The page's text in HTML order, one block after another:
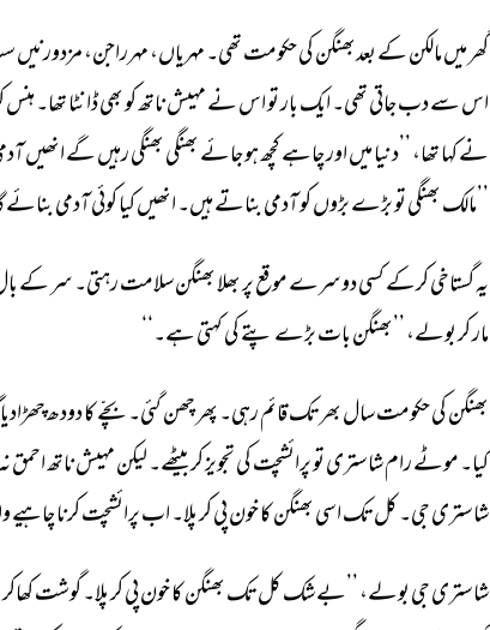
گھر میں مالکن کے بعدبھنگن کی حکومت تھی۔ مہریاں، مہرراجن، مزدورنیں
اس سے دب جاتی تھی۔ ایک بار تو اس نے مہیش ناتھ کو بھی ڈانٹا تھا۔ ہنس
نے کہا تھا، ’’دنیا میں اور چاہے کچھ ہو جائے بھنگی بھنگی رہیں گے انھیں
’’مالک بھنگی تو بڑے بڑوں کو آدمی بناتے ہیں۔ انھیں کیا کوئی آدمی بنائے
یہ گستاخی کرکے کسی دوسرے موقع پر بھلا بھنگن سلامت رہتی۔ سر کے
مار کر بولے، ’’بھنگن بات بڑے پتے کی کہتی ہے۔‘‘
بھنگن کی حکومت سال بھر تک قائم رہی۔ پھر چھن گئی۔ بچّے کا دودھ چھڑادیا
کیا۔ موٹے رام شاستری تو پرائشچت کی تجویز کر بیٹھے۔ لیکن مہیش ناتھ احمق
شاستری جی۔ کل تک اسی بھنگن کا خون پی کر پلا۔ اب پرائشچت کرنا چاہیے
شاستری جی بولے، ’’بے شک کل تک بھنگن کا خون پی کر پلا۔ گوشت